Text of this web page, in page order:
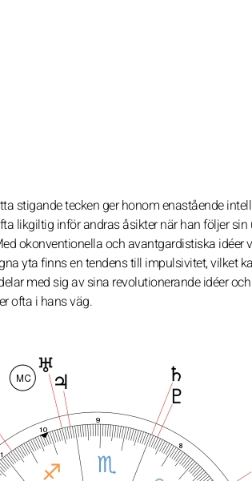
stigande tecken ger honom enastående
likgiltig inför andras åsikter när han följer
okonventionella och avantgardistiska idéer
yta finns en tendens till impulsivitet, vilket
med sig av sina revolutionerande idéer
ofta i hans väg.